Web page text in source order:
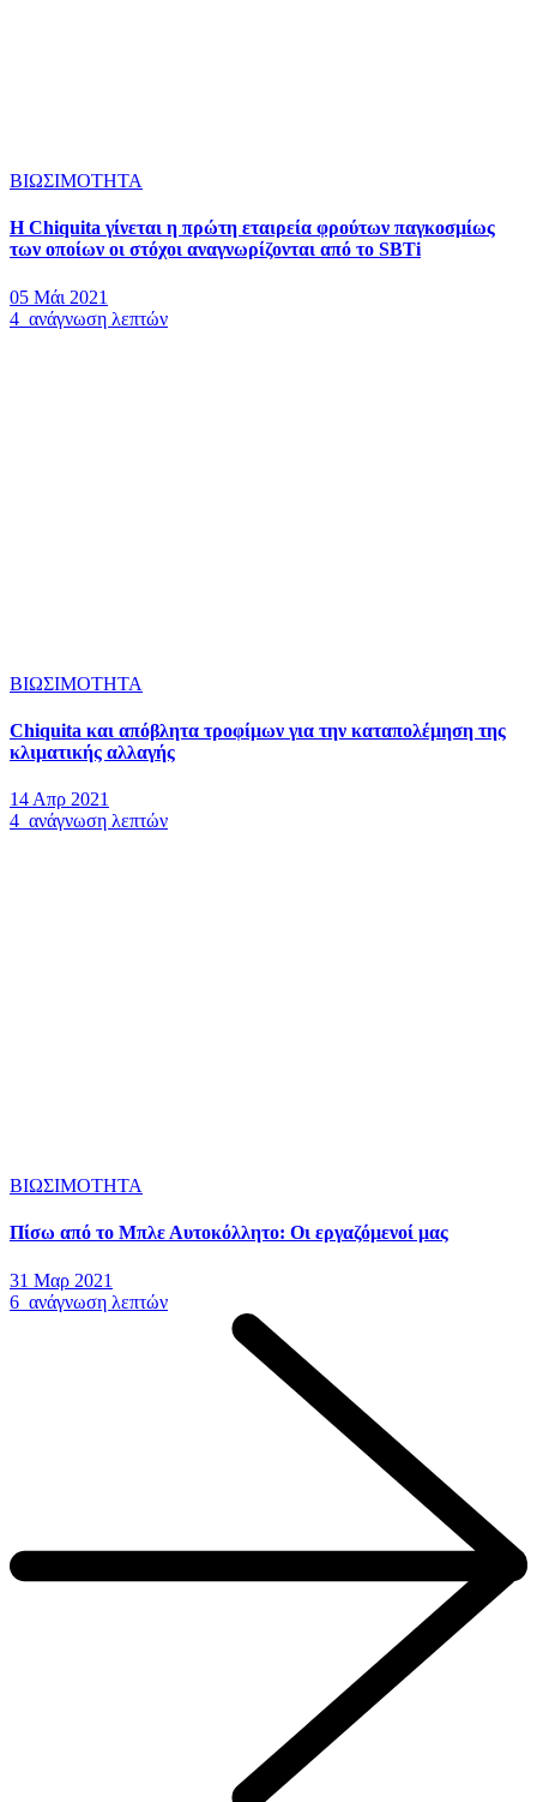
ΒΙΩΣΙΜΟΤΗΤΑ
Η Chiquita γίνεται η πρώτη εταιρεία φρούτων παγκοσμίως
των οποίων οι στόχοι αναγνωρίζονται από το SBTi
05 Μάι 2021
4 ανάγνωση λεπτών
ΒΙΩΣΙΜΟΤΗΤΑ
Chiquita και απόβλητα τροφίμων για την καταπολέμηση της
κλιματικής αλλαγής
14 Απρ 2021
4 ανάγνωση λεπτών
ΒΙΩΣΙΜΟΤΗΤΑ
Πίσω από το Μπλε Αυτοκόλλητο: Οι εργαζόμενοί μας
31 Μαρ 2021
6 ανάγνωση λεπτών